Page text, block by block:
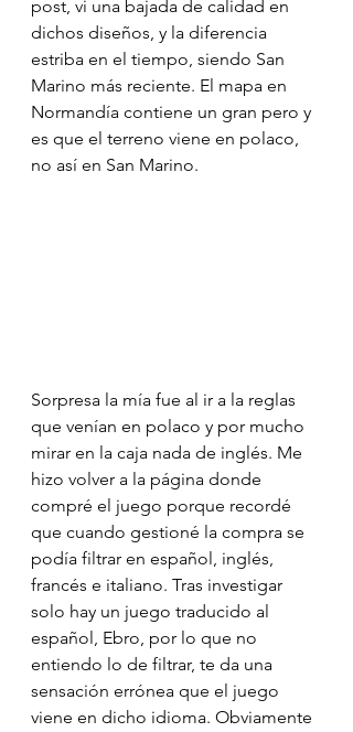
post, vi una bajada de calidad en
dichos diseños, y la diferencia
estriba en el tiempo, siendo San
Marino más reciente. El mapa en
Normandía contiene un gran pero y
es que el terreno viene en polaco,
no así en San Marino.
Sorpresa la mía fue al ir a la reglas
que venían en polaco y por mucho
mirar en la caja nada de inglés. Me
hizo volver a la página donde
compré el juego porque recordé
que cuando gestioné la compra se
podía filtrar en español, inglés,
francés e italiano. Tras investigar
solo hay un juego traducido al
español, Ebro, por lo que no
entiendo lo de filtrar, te da una
sensación errónea que el juego
viene en dicho idioma. Obviamente